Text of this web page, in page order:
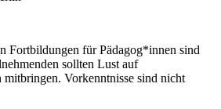
Fortbildungen für Pädagog*innen sind
sollten Lust auf
Vorkenntnisse sind nicht